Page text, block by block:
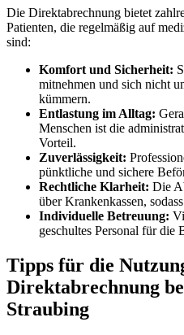
Die Direktabrechnung bietet
Patienten, die regelmäßig auf
sind:
Komfort und Sicherheit:
mitnehmen und sich nicht
kümmern.
Entlastung im Alltag:
Menschen ist die
Vorteil.
Zuverlässigkeit:
pünktliche und sichere
Rechtliche Klarheit: Die
über Krankenkassen,
Individuelle Betreuung:
geschultes Personal für die
Tipps für die
Direktabrechnung
Straubing